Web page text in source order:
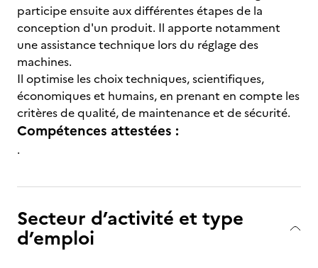
participe ensuite aux différentes étapes de la
conception d'un produit. Il apporte notamment
une assistance technique lors du réglage des
machines.
Il optimise les choix techniques, scientifiques,
économiques et humains, en prenant en compte les
critères de qualité, de maintenance et de sécurité.
Compétences attestées :
.
Secteur d’activité et type
d’emploi